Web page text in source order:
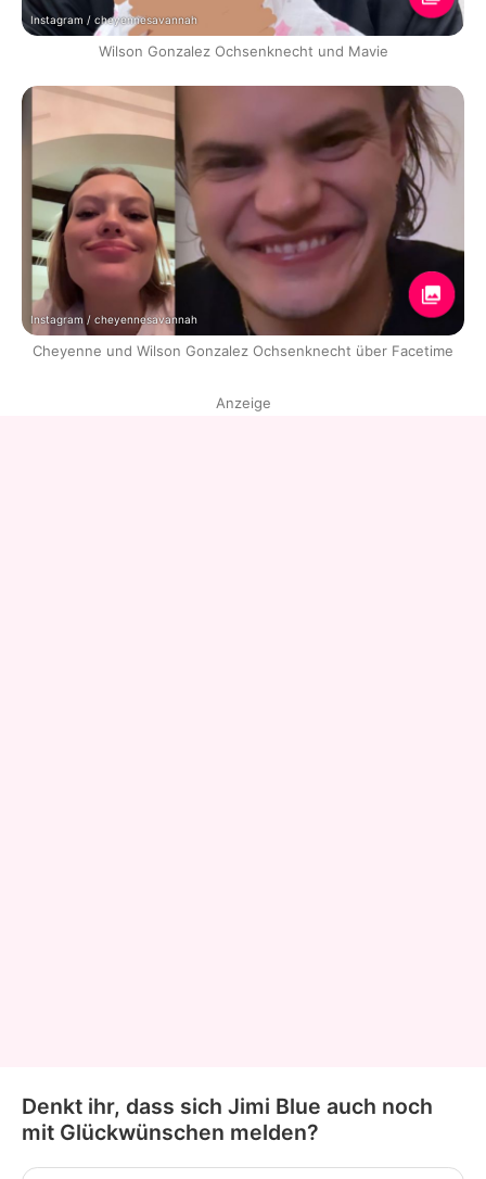
Instagram / cheyennesavannah
Wilson Gonzalez Ochsenknecht und Mavie
Instagram / cheyennesavannah
Cheyenne und Wilson Gonzalez Ochsenknecht über Facetime
Anzeige
Denkt ihr, dass sich Jimi Blue auch noch
mit Glückwünschen melden?